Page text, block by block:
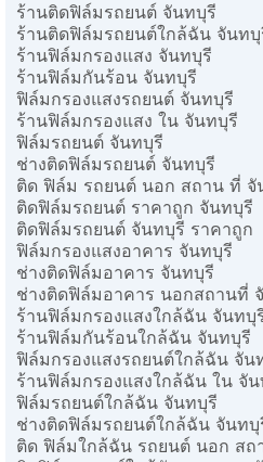
ร้านติดฟิล์มรถยนต์ จันทบุรี
ร้านติดฟิล์มรถยนต์ใกล้ฉัน จันทบุ
ร้านฟิล์มกรองแสง จันทบุรี
ร้านฟิล์มกันร้อน จันทบุรี
ฟิล์มกรองแสงรถยนต์ จันทบุรี
ร้านฟิล์มกรองแสง ใน จันทบุรี
ฟิล์มรถยนต์ จันทบุรี
ช่างติดฟิล์มรถยนต์ จันทบุรี
ติด ฟิล์ม รถยนต์ นอก สถาน ที่ จั
ติดฟิล์มรถยนต์ ราคาถูก จันทบุรี
ติดฟิล์มรถยนต์ จันทบุรี ราคาถูก
ฟิล์มกรองแสงอาคาร จันทบุรี
ช่างติดฟิล์มอาคาร จันทบุรี
ช่างติดฟิล์มอาคาร นอกสถานที่
ร้านฟิล์มกรองแสงใกล้ฉัน จันทบุ
ร้านฟิล์มกันร้อนใกล้ฉัน จันทบุรี
ฟิล์มกรองแสงรถยนต์ใกล้ฉัน จัน
ร้านฟิล์มกรองแสงใกล้ฉัน ใน จั
ฟิล์มรถยนต์ใกล้ฉัน จันทบุรี
ช่างติดฟิล์มรถยนต์ใกล้ฉัน จันทบุ
ติด ฟิล์มใกล้ฉัน รถยนต์ นอก สถ